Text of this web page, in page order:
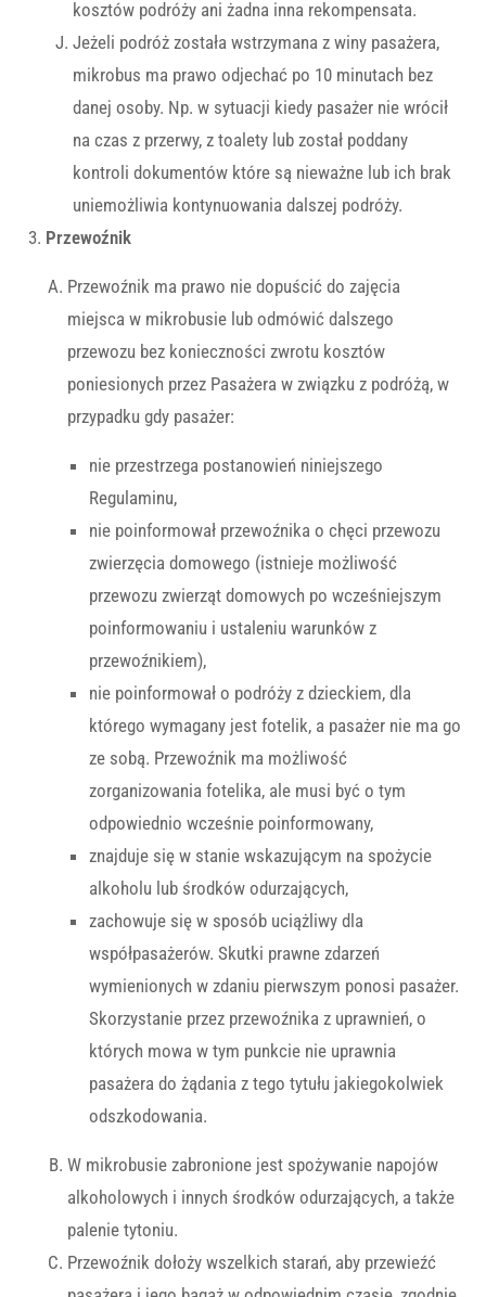
kosztów podróży ani żadna inna rekompensata.
Jeżeli podróż została wstrzymana z winy pasażera,
mikrobus ma prawo odjechać po 10 minutach bez
danej osoby. Np. w sytuacji kiedy pasażer nie wrócił
na czas z przerwy, z toalety lub został poddany
kontroli dokumentów które są nieważne lub ich brak
uniemożliwia kontynuowania dalszej podróży.
Przewoźnik
Przewoźnik ma prawo nie dopuścić do zajęcia
miejsca w mikrobusie lub odmówić dalszego
przewozu bez konieczności zwrotu kosztów
poniesionych przez Pasażera w związku z podróżą, w
przypadku gdy pasażer:
nie przestrzega postanowień niniejszego
Regulaminu,
nie poinformował przewoźnika o chęci przewozu
zwierzęcia domowego (istnieje możliwość
przewozu zwierząt domowych po wcześniejszym
poinformowaniu i ustaleniu warunków z
przewoźnikiem),
nie poinformował o podróży z dzieckiem, dla
którego wymagany jest fotelik, a pasażer nie ma go
ze sobą. Przewoźnik ma możliwość
zorganizowania fotelika, ale musi być o tym
odpowiednio wcześnie poinformowany,
znajduje się w stanie wskazującym na spożycie
alkoholu lub środków odurzających,
zachowuje się w sposób uciążliwy dla
współpasażerów. Skutki prawne zdarzeń
wymienionych w zdaniu pierwszym ponosi pasażer.
Skorzystanie przez przewoźnika z uprawnień, o
których mowa w tym punkcie nie uprawnia
pasażera do żądania z tego tytułu jakiegokolwiek
odszkodowania.
W mikrobusie zabronione jest spożywanie napojów
alkoholowych i innych środków odurzających, a także
palenie tytoniu.
Przewoźnik dołoży wszelkich starań, aby przewieźć